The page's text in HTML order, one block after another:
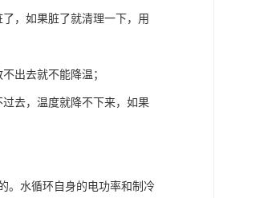
，如果脏了就清理一下，用
出去就不能降温；
去，温度就降不下来，如果
。水循环自身的电功率和制冷